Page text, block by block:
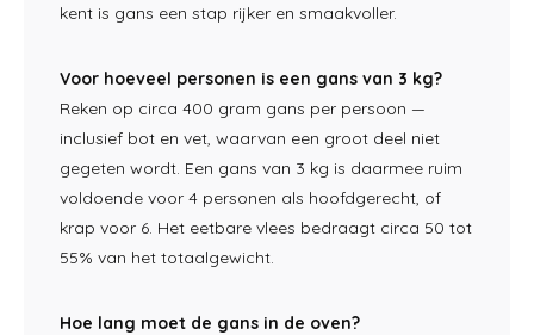
kent is gans een stap rijker en smaakvoller.
Voor hoeveel personen is een gans van 3 kg?
Reken op circa 400 gram gans per persoon —
inclusief bot en vet, waarvan een groot deel niet
gegeten wordt. Een gans van 3 kg is daarmee ruim
voldoende voor 4 personen als hoofdgerecht, of
krap voor 6. Het eetbare vlees bedraagt circa 50 tot
55% van het totaalgewicht.
Hoe lang moet de gans in de oven?